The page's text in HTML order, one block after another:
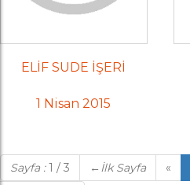
ELİF SUDE İŞERİ
1 Nisan 2015
Sayfa :1 / 3 ← İlk Sayfa «